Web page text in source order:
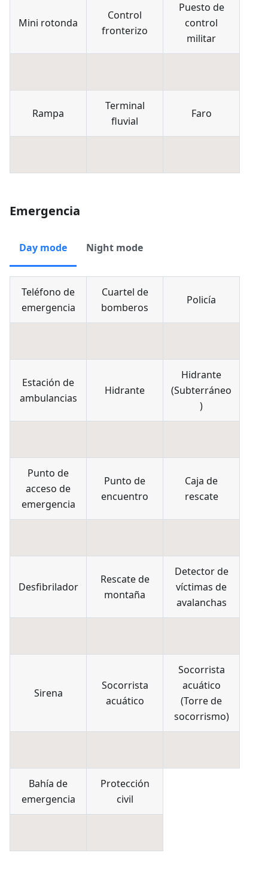
Mini rotonda
Control
fronterizo
Puesto de
control
militar
Rampa
Terminal
fluvial
Faro
Emergencia
Day mode Night mode
Teléfono de
emergencia
Cuartel de
bomberos
Policía
Estación de
ambulancias
Hidrante
Hidrante
(Subterráneo
)
Punto de
acceso de
emergencia
Punto de
encuentro
Caja de
rescate
Desfibrilador
Rescate de
montaña
Detector de
víctimas de
avalanchas
Sirena
Socorrista
acuático
Socorrista
acuático
(Torre de
socorrismo)
Bahía de
emergencia
Protección
civil